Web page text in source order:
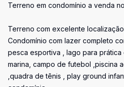
Terreno em condomínio a venda
Terreno com excelente
Condomínio com lazer completo
pesca esportiva , lago para prática
marina, campo de futebol ,piscina
,quadra de tênis , play ground